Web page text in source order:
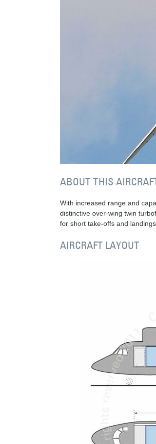
ABOUT THIS
With increased range and
distinctive over-wing twin
for short take-offs and landings
AIRCRAFT LAYOUT